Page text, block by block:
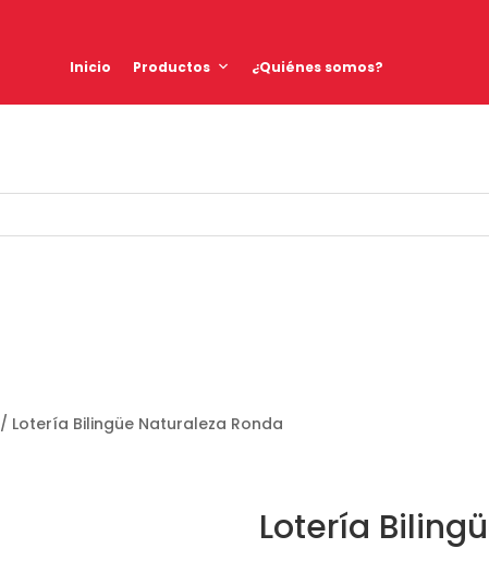
Inicio Productos ¿Quiénes somos?
/ Lotería Bilingüe Naturaleza Ronda
Lotería